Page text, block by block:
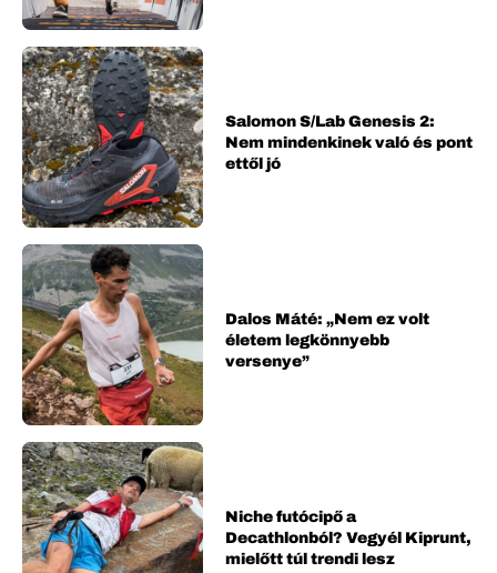
Salomon S/Lab Genesis 2:
Nem mindenkinek való és pont
ettől jó
Dalos Máté: „Nem ez volt
életem legkönnyebb
versenye”
Niche futócipő a
Decathlonból? Vegyél Kiprunt,
mielőtt túl trendi lesz